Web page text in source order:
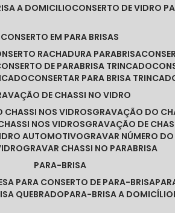
A DOMICILIO CONSERTO DE VIDRO
CONSERTO EM PARA BRISAS
RACHADURA PARABRISA
CONSERTO DE PARABRISA TRINCADO
CONSERTAR PARA BRISA
DE CHASSI NO VIDRO
CHASSI NOS VIDROS
GRAVAÇÃO DO
NOS VIDROS
GRAVAÇÃO DE
AUTOMOTIVO
GRAVAR NÚMERO
GRAVAR CHASSI NO PARABRISA
PARA-BRISA
PARA CONSERTO DE PARA-BRISA
QUEBRADO PARA-BRISA A DOMICÍLIO